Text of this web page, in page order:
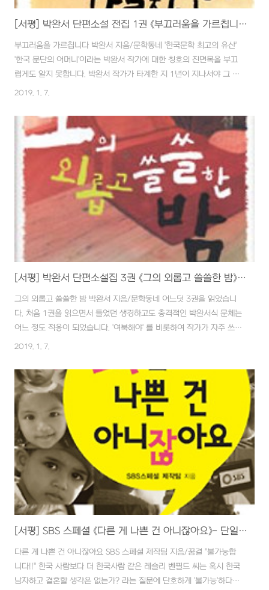
[서평] 박완서 단편소설 전집 1권 《부끄러움을 가르칩니다》
부끄러움을 가르칩니다 박완서 지음/문학동네 '한국문학 최고의 유산'
'한국 문단의 어머니'이라는 박완서 작가에 대한 칭호의 진면목을 부끄
럽게도 알지 못합니다. 박완서 작가가 타계한 지 1년이 지나서야 그 수
식어가 붙은 이유와 작가의 아우라 넘치는 필력을 조금은 느껴보고자
1권을 읽었습니다. 이 책에 수록된 단편소설은 1971년 3월부터 1975
년 6월 사이에 발표된 작품 16편이 수록되어 있습니다. "한때는 글의
힘이 세상을 바꿀 수도 있을 것처럼 치열하게 산 적도 있었나본데 이제
와 생각하니 겨우 문틈으로 엿본 한정된 세상을 증언했을 뿐이라는 걸
알겠다." 4쪽 '작가의 말'에서 고골리 단편과 같은 향기가 나지 않을까
하는 기대감으..
2019. 1. 7.
[서평] 박완서 단편소설집 3권 《그의 외롭고 쓸쓸한 밤》- 사는 게 원래 그런가봐...
그의 외롭고 쓸쓸한 밤 박완서 지음/문학동네 어느덧 3권을 읽었습니
다. 처음 1권을 읽으면서 들었던 생경하고도 충격적인 박완서식 문체는
어느 정도 적응이 되었습니다. '여북해야' 를 비롯하여 작가가 자주 쓰는
단어들을 확인하는 재미도 없지 않고 소설의 흐름도 조금은 짐작할 수
놓은 책이라 끊어 읽기에 부담도 적습니다. 발표된 시기는 조금 더 나아
가 79년에서 83년에 쓰인 작품들입니다. 최근 몇 달 동안 박완서의 글
을 읽고 있는 터라 그 감동은 조금은 무뎌졌지만, 공감 가는 바는 여전
합니다. 박완서의 글을 읽으면서 확실해진 건 80년대나 지금이나 사람
들 사는 건 차이가 없습니다. 전체적으로 흐르는 속물적인 인간군상의
세태는 그 때와 비교..
2019. 1. 7.
[서평] SBS 스페셜 《다른 게 나쁜 건 아니잖아요》- 단일민족사관 이제는 버려야합니다.!! - 2012년 3월 알라딘 TTB 이달의 당선작
다른 게 나쁜 건 아니잖아요 SBS 스페셜 제작팀 지음/꿈결 "불가능합
니다!!" 한국 사람보다 더 한국사람 같은 레슬리 벤필드 씨는 혹시 한국
남자하고 결혼할 생각은 없는가? 라는 질문에 단호하게 '불가능'하다고